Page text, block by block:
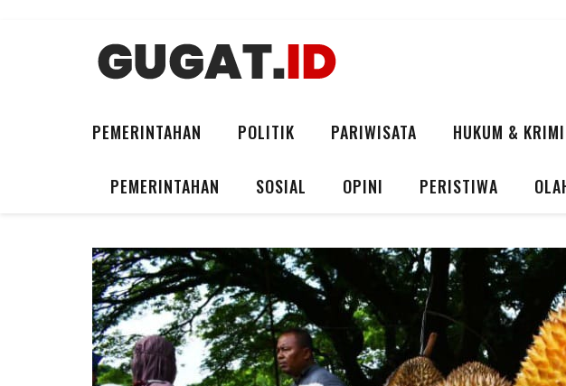
PEMERINTAHAN POLITIK PARIWISATA HUKUM &
PEMERINTAHAN SOSIAL OPINI PERISTIWA